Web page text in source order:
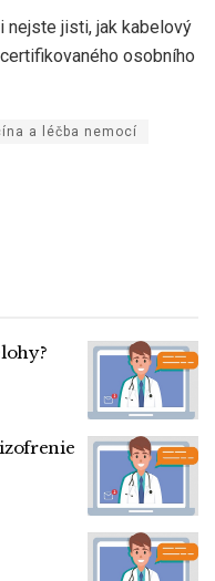
nejste jisti, jak kabelový
osobního
a léčba nemocí